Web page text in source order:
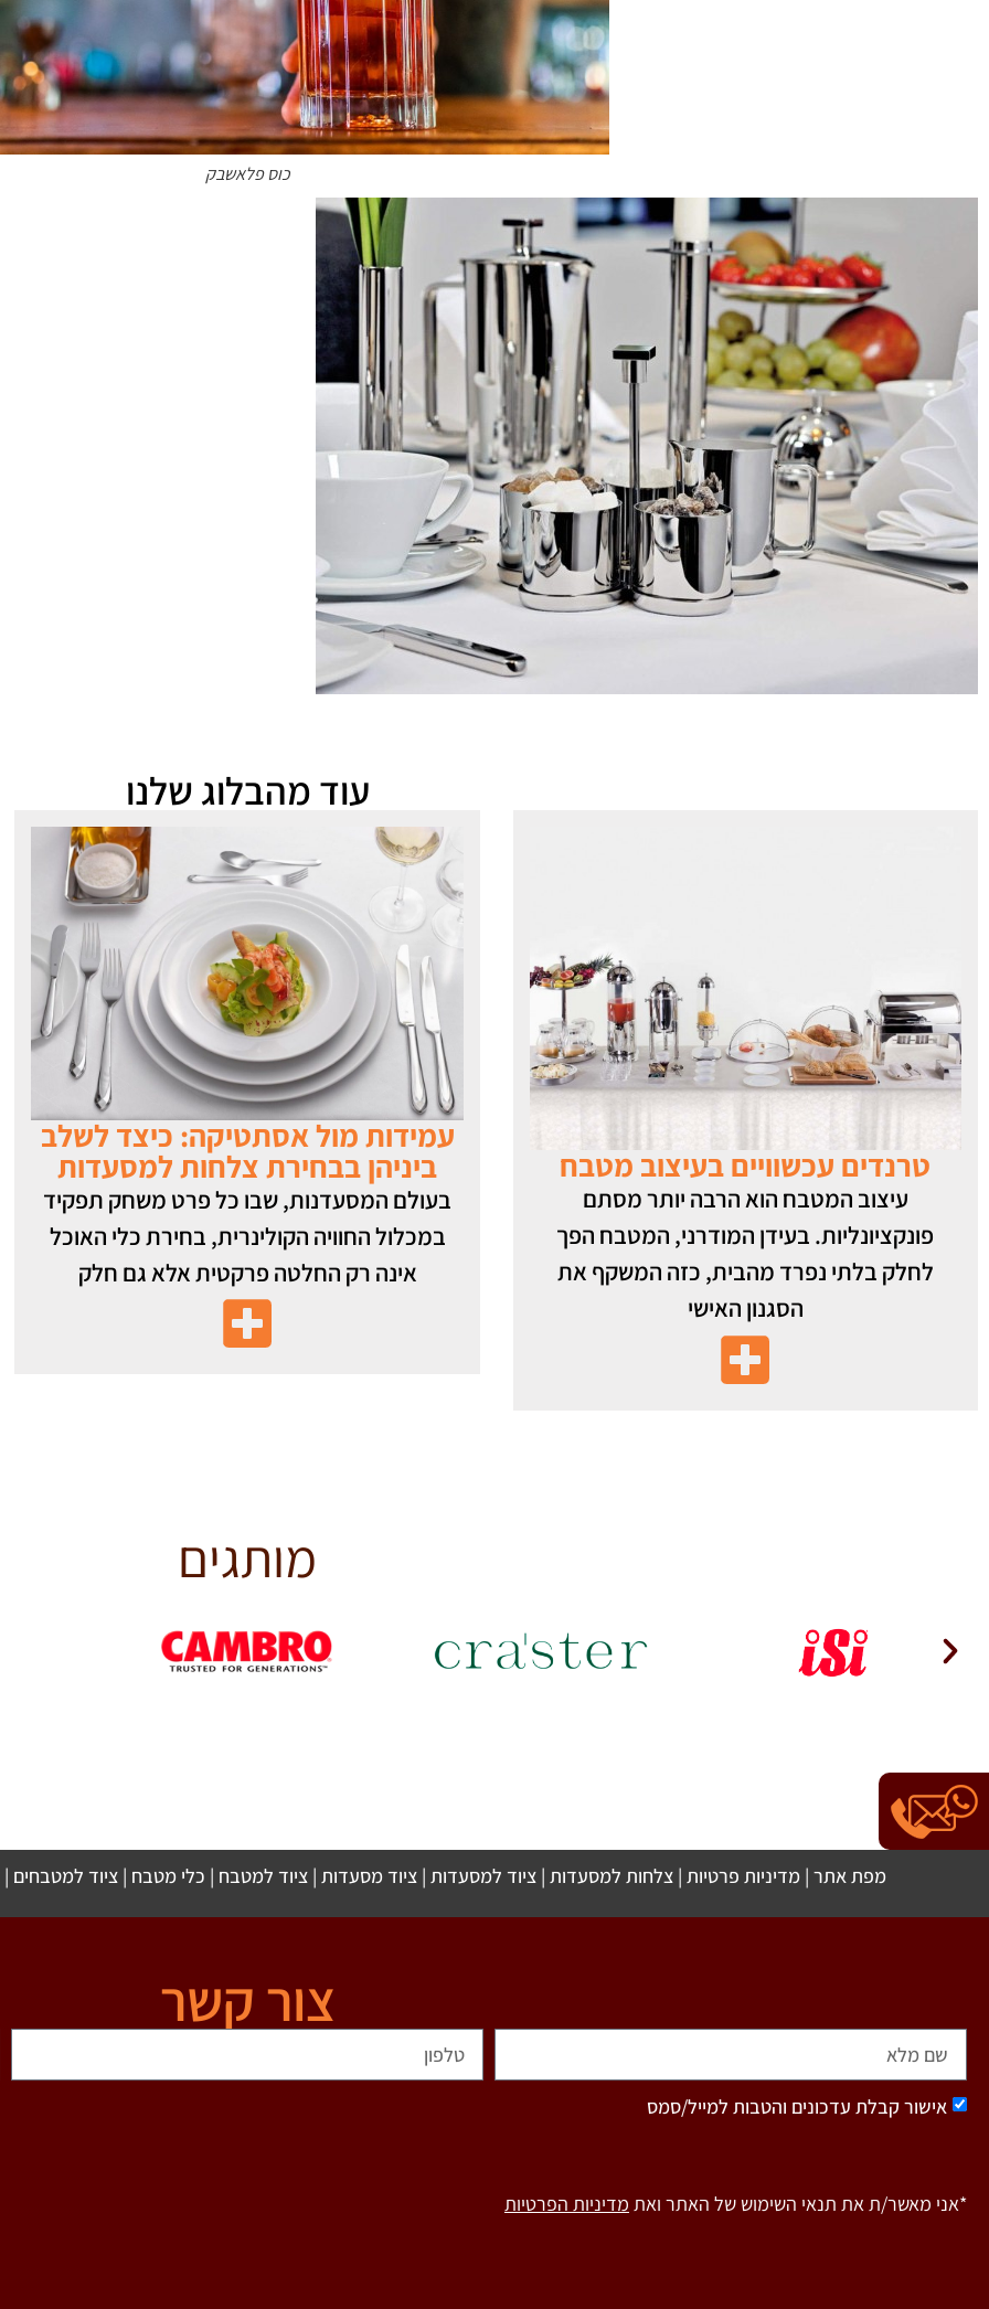
כוסות מעבדה
עוד מהבלוג שלנו
טרנדים עכשוויים בעיצוב מטבח
עיצוב המטבח הוא הרבה יותר מסתם
פונקציונליות. בעידן המודרני, המטבח הפך
לחלק בלתי נפרד מהבית, כזה המשקף את
הסגנון האישי
עמידות מול אסתטיקה: כיצד לשלב
ביניהן בבחירת צלחות למסעדות
בעולם המסעדנות, שבו כל פרט משחק תפקיד
במכלול החוויה הקולינרית, בחירת כלי האוכל
אינה רק החלטה פרקטית אלא גם חלק
מותגים
מפת אתר | מדיניות פרטיות | צלחות למסעדות | ציוד למסעדות | ציוד מסעדות | ציוד למטבח | כלי מטבח | ציוד למטבחים |
צור קשר
אישור קבלת עדכונים והטבות למייל/סמס
*אני מאשר/ת את תנאי השימוש של האתר ואת מדיניות הפרטיות